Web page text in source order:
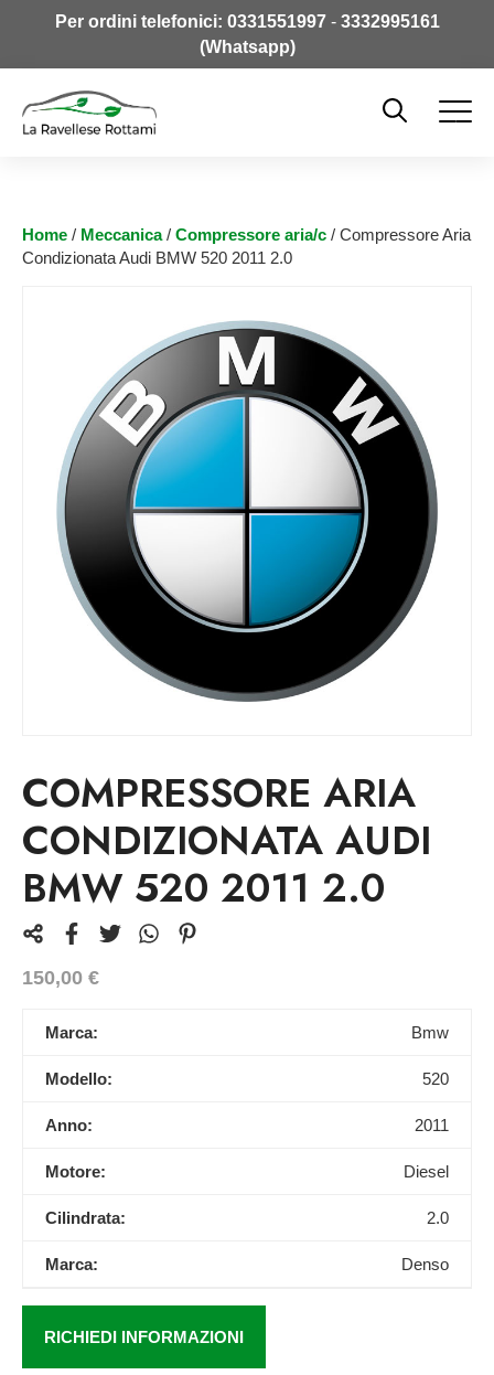
Per ordini telefonici: 0331551997- 3332995161
(Whatsapp)
Home / Meccanica/ Compressore aria/c / Compressore Aria
Condizionata Audi BMW 520 2011 2.0
COMPRESSORE ARIA
CONDIZIONATA AUDI
BMW 520 2011 2.0
150,00 €
Marca: Bmw
Modello: 520
Anno: 2011
Motore: Diesel
Cilindrata: 2.0
Marca: Denso
RICHIEDI INFORMAZIONI